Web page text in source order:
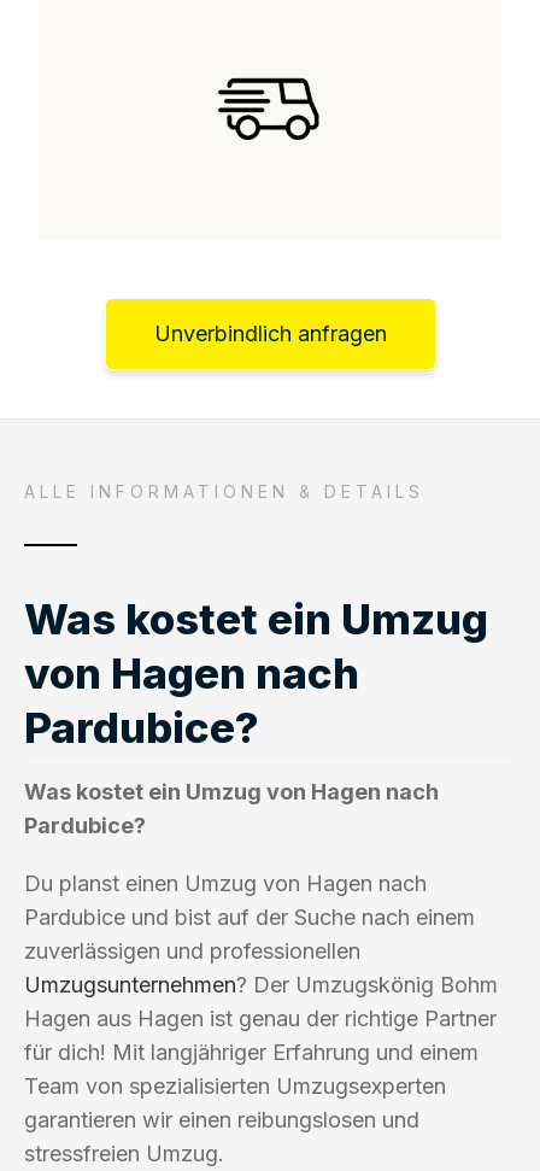
Unverbindlich anfragen
ALLE INFORMATIONEN & DETAILS
Was kostet ein Umzug
von Hagen nach
Pardubice?
Was kostet ein Umzug von Hagen nach
Pardubice?
Du planst einen Umzug von Hagen nach
Pardubice und bist auf der Suche nach einem
zuverlässigen und professionellen
Umzugsunternehmen? Der Umzugskönig Bohm
Hagen aus Hagen ist genau der richtige Partner
für dich! Mit langjähriger Erfahrung und einem
Team von spezialisierten Umzugsexperten
garantieren wir einen reibungslosen und
stressfreien Umzug.